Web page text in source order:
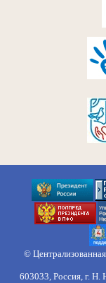
©
603033, Россия, г. Н.